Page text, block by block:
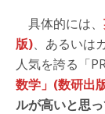
具体的には、
版)、あるいは
人気を誇る「
数学」(数研出
ルが高いと思